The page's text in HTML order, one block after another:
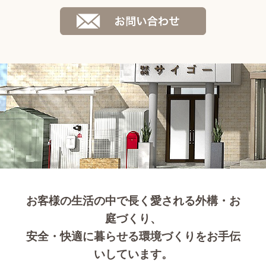
お客様の生活の中で長く愛される外構・お
庭づくり、
安全・快適に暮らせる環境づくりをお手伝
いしています。